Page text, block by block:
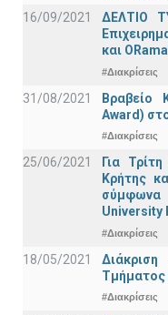
16/09/2021
ΔΕΛΤΙΟ
και
#Διακρίσεις
31/08/2021
Βραβείο
Award)
#Διακρίσεις
25/06/2021
Για
Κρήτης
University
#Διακρίσεις
18/05/2021
Τμήματος
#Διακρίσεις